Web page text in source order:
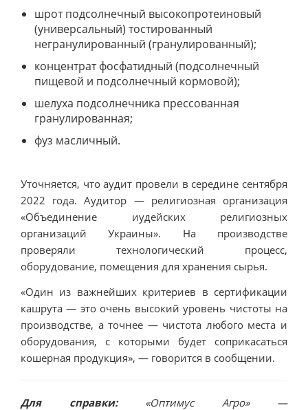
шрот подсолнечный высокопротеиновый
(универсальный) тостированный
негранулированный (гранулированный);
концентрат фосфатидный (подсолнечный
пищевой и подсолнечный кормовой);
шелуха подсолнечника прессованная
гранулированная;
фуз масличный.
Уточняется, что аудит провели в середине сентября
2022 года. Аудитор — религиозная организация
«Объединение иудейских религиозных
организаций Украины». На производстве
проверяли технологический процесс,
оборудование, помещения для хранения сырья.
«Один из важнейших критериев в сертификации
кашрута — это очень высокий уровень чистоты на
производстве, а точнее — чистота любого места и
оборудования, с которыми будет соприкасаться
кошерная продукция», — говорится в сообщении.
Для справки: «Оптимус Агро» —